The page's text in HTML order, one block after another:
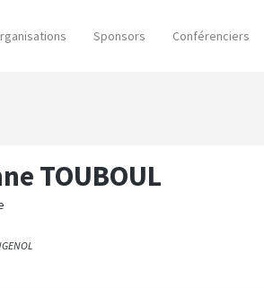
Sponsors Conférenciers
TOUBOUL